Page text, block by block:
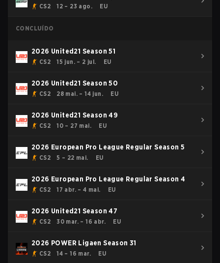
CS2 12 – 23 ago. EU
CONCLUÍDO
2026 United21 Season 51
CS2 15 jun. – 2 jul. EU
2026 United21 Season 50
CS2 28 mai. – 14 jun. EU
2026 United21 Season 49
CS2 10 – 27 mai. EU
2026 European Pro League Regular Season 5
CS2 5 – 22 mai. EU
2026 European Pro League Regular Season 4
CS2 17 abr. – 4 mai. EU
2026 United21 Season 47
CS2 30 mar. – 16 abr. EU
2026 POWER Ligaen Season 31
CS2 14 – 16 mar. EU